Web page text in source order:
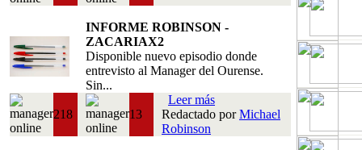
INFORME ROBINSON -
ZACARIAX2
Disponible nuevo episodio donde
entrevisto al Manager del Ourense.
Sin...
218 13
Leer más
Redactado porMichael
Robinson